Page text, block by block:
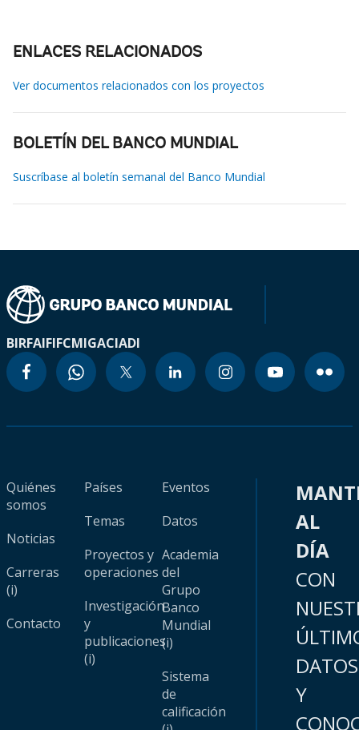
ENLACES RELACIONADOS
Ver documentos relacionados con los proyectos
BOLETÍN DEL BANCO MUNDIAL
Suscríbase al boletín semanal del Banco Mundial
BIRFAIFIFCMIGACIADI
Quiénes
somos
Noticias
Carreras
(i)
Contacto
Países
Temas
Proyectos y
operaciones
Investigación
y
publicaciones
(i)
Eventos
Datos
Academia
del
Grupo
Banco
Mundial
(i)
Sistema
de
calificación
AL
DÍA
CON
DATOS
Y